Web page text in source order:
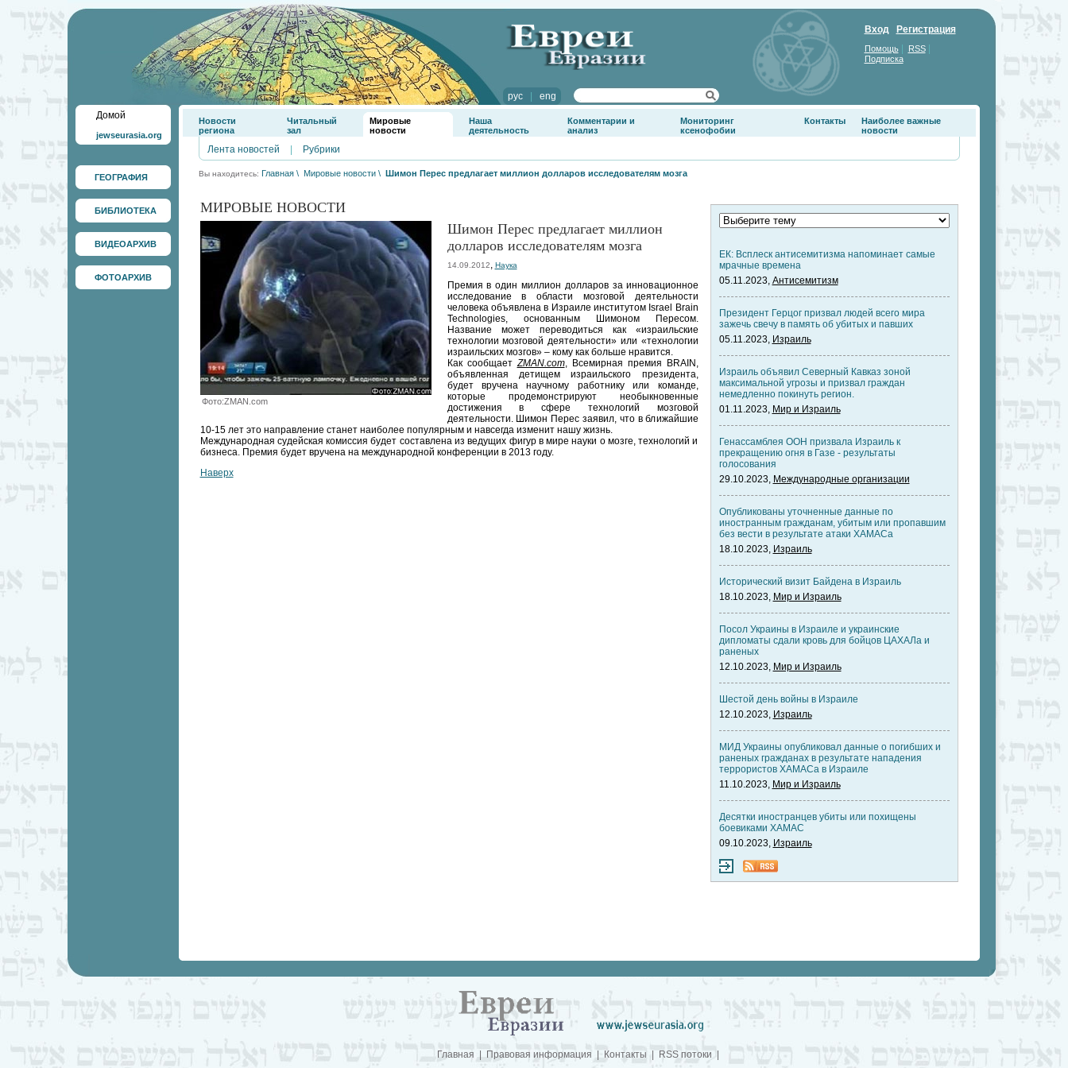
рус| eng
Вход Регистрация
Помощь| RSS|
Подписка
Домой
jewseurasia.org
ГЕОГРАФИЯ
БИБЛИОТЕКА
ВИДЕОАРХИВ
ФОТОАРХИВ
Новости
региона
Читальный
зал
Мировые
новости
Наша
деятельность
Комментарии и
анализ
Мониторинг
ксенофобии
Контакты
Наиболее важные
новости
Лента новостей Рубрики
Вы находитесь: Главная \ Мировые новости \ Шимон Перес предлагает миллион долларов исследователям мозга
МИРОВЫЕ НОВОСТИ
Фото:ZMAN.com
Шимон Перес предлагает миллион
долларов исследователям мозга
14.09.2012, Наука
Премия в один миллион долларов за инновационное
исследование в области мозговой деятельности
человека объявлена в Израиле институтом Israel Brain
Technologies, основанным Шимоном Пересом.
Название может переводиться как «израильские
технологии мозговой деятельности» или «технологии
израильских мозгов» – кому как больше нравится.
Как сообщаетZMAN.com, Всемирная премия BRAIN,
объявленная детищем израильского президента,
будет вручена научному работнику или команде,
которые продемонстрируют необыкновенные
достижения в сфере технологий мозговой
деятельности. Шимон Перес заявил, что в ближайшие
10-15 лет это направление станет наиболее популярным и навсегда изменит нашу жизнь.
Международная судейская комиссия будет составлена из ведущих фигур в мире науки о мозге, технологий и
бизнеса. Премия будет вручена на международной конференции в 2013 году.
Наверх
ЕК: Всплеск антисемитизма напоминает самые
мрачные времена
05.11.2023, Антисемитизм
Президент Герцог призвал людей всего мира
зажечь свечу в память об убитых и павших
05.11.2023, Израиль
Израиль объявил Северный Кавказ зоной
максимальной угрозы и призвал граждан
немедленно покинуть регион.
01.11.2023, Мир и Израиль
Генассамблея ООН призвала Израиль к
прекращению огня в Газе - результаты
голосования
29.10.2023, Международные организации
Опубликованы уточненные данные по
иностранным гражданам, убитым или пропавшим
без вести в результате атаки ХАМАСа
18.10.2023, Израиль
Исторический визит Байдена в Израиль
18.10.2023, Мир и Израиль
Посол Украины в Израиле и украинские
дипломаты сдали кровь для бойцов ЦАХАЛа и
раненых
12.10.2023, Мир и Израиль
Шестой день войны в Израиле
12.10.2023, Израиль
МИД Украины опубликовал данные о погибших и
раненых гражданах в результате нападения
террористов ХАМАСа в Израиле
11.10.2023, Мир и Израиль
Десятки иностранцев убиты или похищены
боевиками ХАМАС
09.10.2023, Израиль
Главная Правовая информация Контакты RSS потоки